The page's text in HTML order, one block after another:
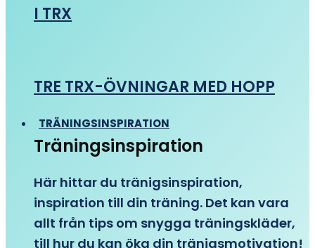
I TRX
TRE TRX-ÖVNINGAR MED HOPP
TRÄNINGSINSPIRATION
Träningsinspiration
Här hittar du tränigsinspiration,
inspiration till din träning. Det kan vara
allt från tips om snygga träningskläder,
till hur du kan öka din tränigsmotivation!